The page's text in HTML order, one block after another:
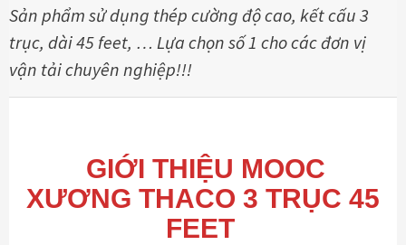
Sản phẩm sử dụng thép cường độ cao, kết cấu 3
trục, dài 45 feet, … Lựa chọn số 1 cho các đơn vị
vận tải chuyên nghiệp!!!
GIỚI THIỆU MOOC
XƯƠNG THACO 3 TRỤC 45
FEET